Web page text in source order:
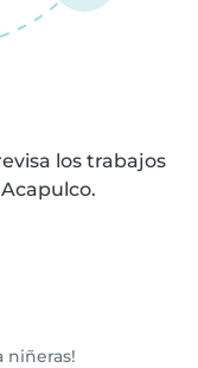
los trabajos
niñeras!